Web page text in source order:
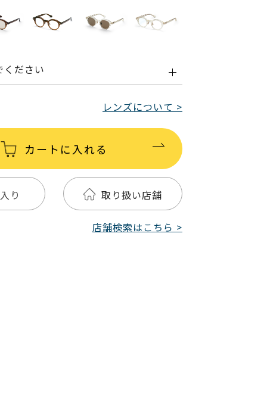
ください
レンズについて >
カートに入れる
り 取り扱い店舗
店舗検索はこちら >